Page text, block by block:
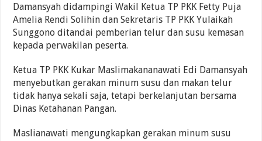
Damansyah didampingi Wakil Ketua TP PKK Fetty Puja
Amelia Rendi Solihin dan Sekretaris TP PKK Yulaikah
Sunggono ditandai pemberian telur dan susu kemasan
kepada perwakilan peserta.
Ketua TP PKK Kukar Maslimakananawati Edi Damansyah
menyebutkan gerakan minum susu dan makan telur
tidak hanya sekali saja, tetapi berkelanjutan bersama
Dinas Ketahanan Pangan.
Maslianawati mengungkapkan gerakan minum susu